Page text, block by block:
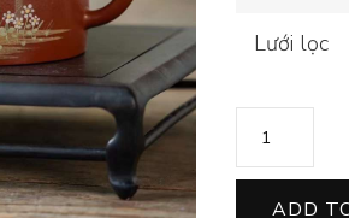
Lưới lọc
ẤM
TẦN
QUYỀN
ADD